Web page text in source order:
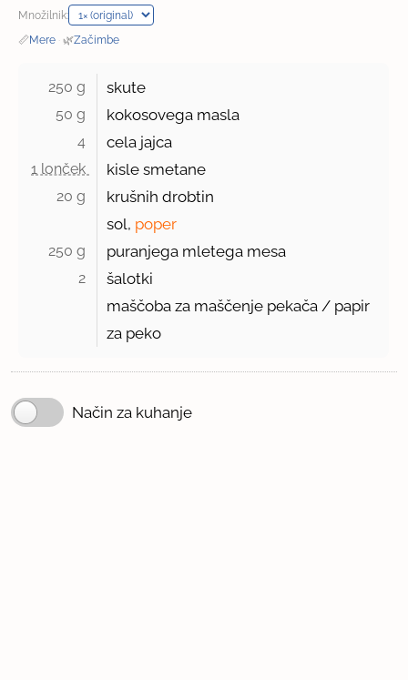
Množilnik:
📏Mere · 🌿Začimbe
250 g skute
50 g kokosovega masla
4 cela jajca
1 lonček kisle smetane
20 g
krušnih drobtin
sol, poper
250 g puranjega mletega mesa
2
šalotki
maščoba za maščenje pekača / papir
za peko
Način za kuhanje